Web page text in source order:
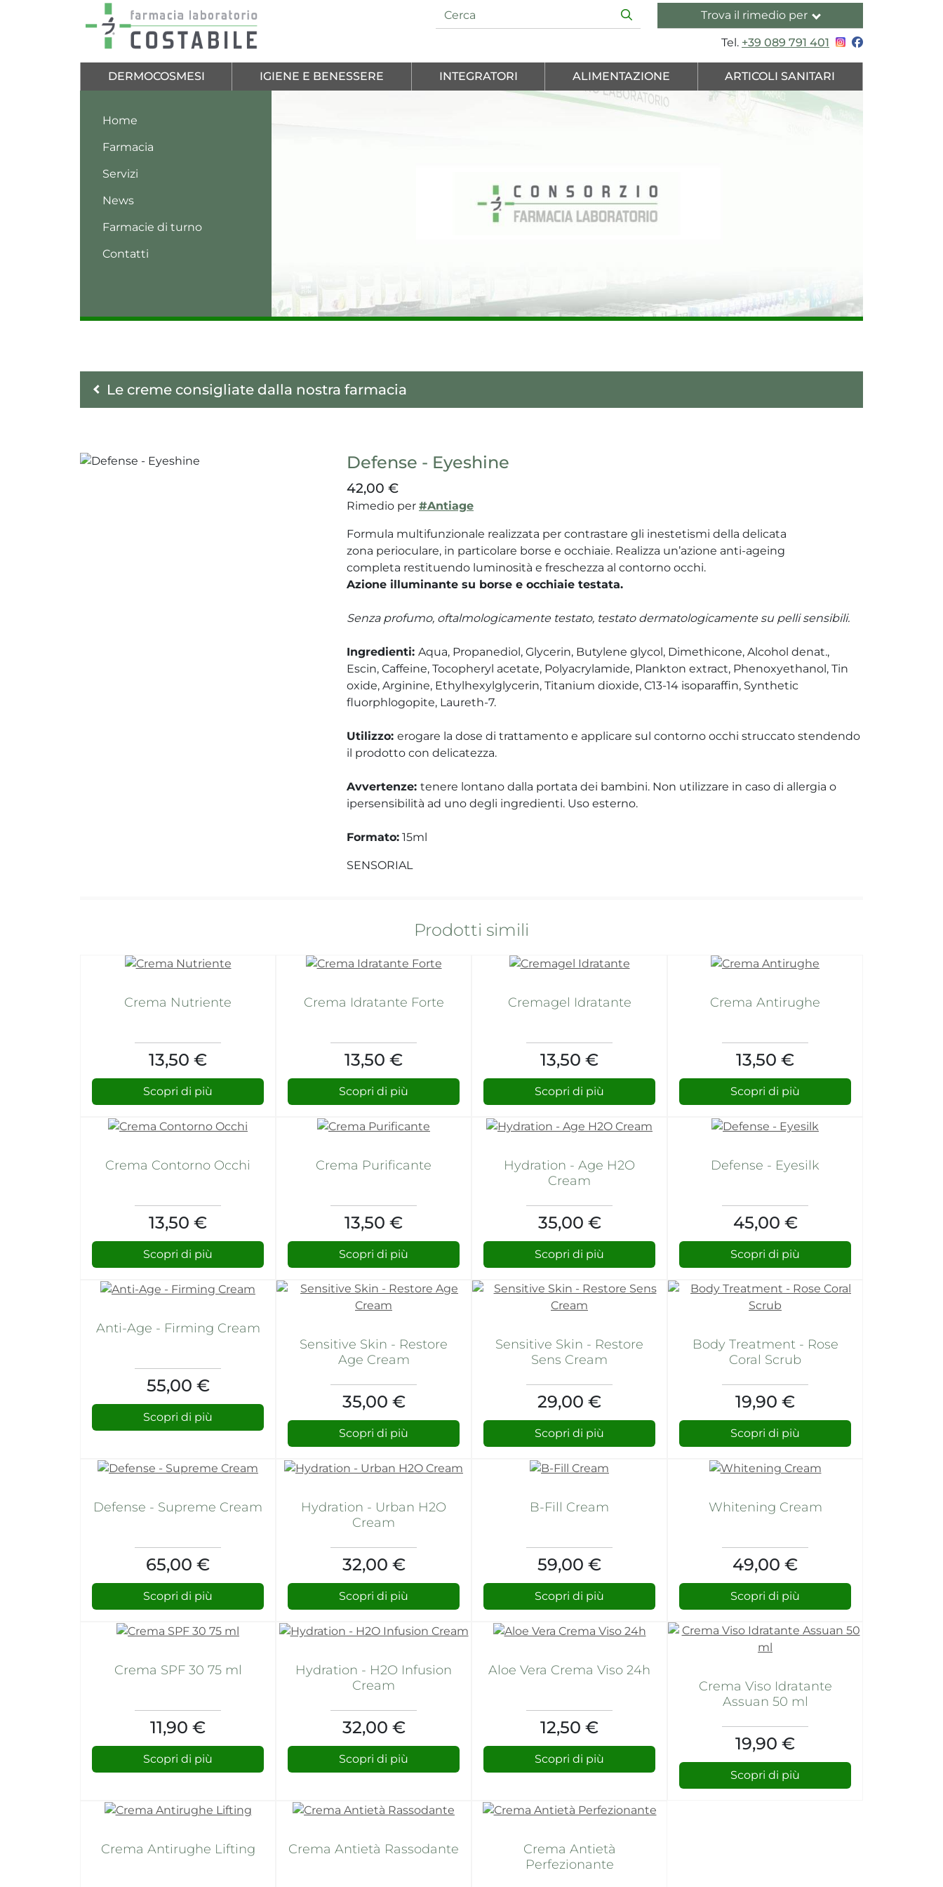
Salta al contenuto principale
Trova il rimedio per
Tel. +39 089 791 401
DERMOCOSMESI IGIENE E BENESSERE INTEGRATORI ALIMENTAZIONE ARTICOLI SANITARI
Home
Farmacia
Servizi
News
Farmacie di turno
Contatti
Le creme consigliate dalla nostra farmacia
Defense - Eyeshine
42,00 €
Rimedio per #Antiage
Formula multifunzionale realizzata per contrastare gli inestetismi della delicata
zona perioculare, in particolare borse e occhiaie. Realizza un’azione anti-ageing
completa restituendo luminosità e freschezza al contorno occhi.
Azione illuminante su borse e occhiaie testata.
Senza profumo, oftalmologicamente testato, testato dermatologicamente su pelli sensibili.
Ingredienti: Aqua, Propanediol, Glycerin, Butylene glycol, Dimethicone, Alcohol denat.,
Escin, Caffeine, Tocopheryl acetate, Polyacrylamide, Plankton extract, Phenoxyethanol, Tin
oxide, Arginine, Ethylhexylglycerin, Titanium dioxide, C13-14 isoparaffin, Synthetic
fluorphlogopite, Laureth-7.
Utilizzo: erogare la dose di trattamento e applicare sul contorno occhi struccato stendendo
il prodotto con delicatezza.
Avvertenze: tenere lontano dalla portata dei bambini. Non utilizzare in caso di allergia o
ipersensibilità ad uno degli ingredienti. Uso esterno.
Formato: 15ml
SENSORIAL
Prodotti simili
Crema Nutriente
13,50 €
Scopri di più
Crema Idratante Forte
13,50 €
Scopri di più
Cremagel Idratante
13,50 €
Scopri di più
Crema Antirughe
13,50 €
Scopri di più
Crema Contorno Occhi
13,50 €
Scopri di più
Crema Purificante
13,50 €
Scopri di più
Hydration - Age H2O
Cream
35,00 €
Scopri di più
Defense - Eyesilk
45,00 €
Scopri di più
Anti-Age - Firming Cream
55,00 €
Scopri di più
Sensitive Skin - Restore
Age Cream
35,00 €
Scopri di più
Sensitive Skin - Restore
Sens Cream
29,00 €
Scopri di più
Body Treatment - Rose
Coral Scrub
19,90 €
Scopri di più
Defense - Supreme Cream
65,00 €
Scopri di più
Hydration - Urban H2O
Cream
32,00 €
Scopri di più
B-Fill Cream
59,00 €
Scopri di più
Whitening Cream
49,00 €
Scopri di più
Crema SPF 30 75 ml
11,90 €
Scopri di più
Hydration - H2O Infusion
Cream
32,00 €
Scopri di più
Aloe Vera Crema Viso 24h
12,50 €
Scopri di più
Crema Viso Idratante
Assuan 50 ml
19,90 €
Scopri di più
Crema Antirughe Lifting Crema Antietà Rassodante
Crema Antietà
Perfezionante